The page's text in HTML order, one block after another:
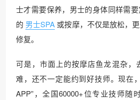
士才需要保养，男士的身体同样需
的 男士SPA 或按摩，不仅是放松，
修复。
可是，市面上的按摩店鱼龙混杂，
难，还不一定能约到好技师。现在
APP”，全国60000+位专业技师随